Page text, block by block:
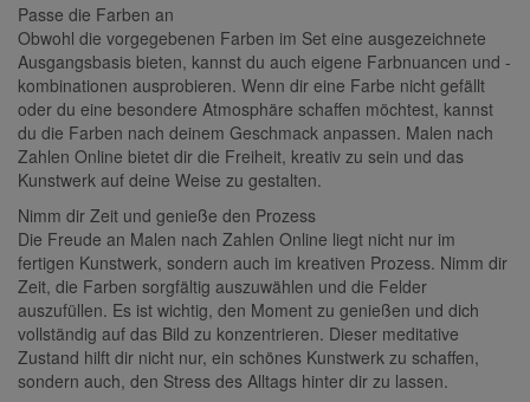
Passe die Farben an
Obwohl die vorgegebenen Farben im Set eine ausgezeichnete
Ausgangsbasis bieten, kannst du auch eigene Farbnuancen und -
kombinationen ausprobieren. Wenn dir eine Farbe nicht gefällt
oder du eine besondere Atmosphäre schaffen möchtest, kannst
du die Farben nach deinem Geschmack anpassen. Malen nach
Zahlen Online bietet dir die Freiheit, kreativ zu sein und das
Kunstwerk auf deine Weise zu gestalten.
Nimm dir Zeit und genieße den Prozess
Die Freude an Malen nach Zahlen Online liegt nicht nur im
fertigen Kunstwerk, sondern auch im kreativen Prozess. Nimm dir
Zeit, die Farben sorgfältig auszuwählen und die Felder
auszufüllen. Es ist wichtig, den Moment zu genießen und dich
vollständig auf das Bild zu konzentrieren. Dieser meditative
Zustand hilft dir nicht nur, ein schönes Kunstwerk zu schaffen,
sondern auch, den Stress des Alltags hinter dir zu lassen.